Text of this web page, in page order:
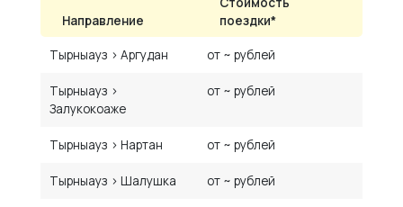
Направление
поездки*
Тырныауз › Аргудан от ~ рублей
Тырныауз ›
Залукокоаже
от ~ рублей
Тырныауз › Нартан от ~ рублей
Тырныауз › Шалушка от ~ рублей